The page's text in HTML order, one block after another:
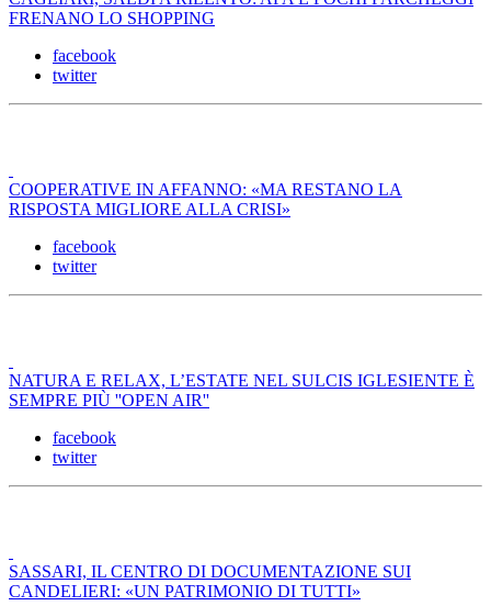
FRENANO LO SHOPPING
facebook
twitter
COOPERATIVE IN AFFANNO: «MA RESTANO LA
RISPOSTA MIGLIORE ALLA CRISI»
facebook
twitter
NATURA E RELAX, L’ESTATE NEL SULCIS IGLESIENTE È
SEMPRE PIÙ ''OPEN AIR''
facebook
twitter
SASSARI, IL CENTRO DI DOCUMENTAZIONE SUI
CANDELIERI: «UN PATRIMONIO DI TUTTI»